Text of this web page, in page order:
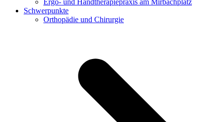
Schwerpunkte
Orthopädie und Chirurgie